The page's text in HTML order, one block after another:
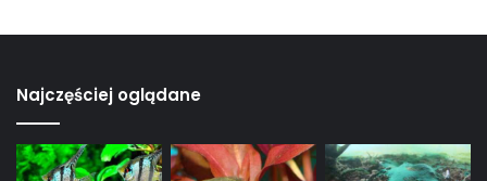
Najczęściej oglądane